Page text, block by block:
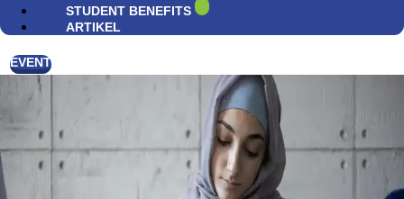
STUDENT BENEFITS
ARTIKEL
EVENT